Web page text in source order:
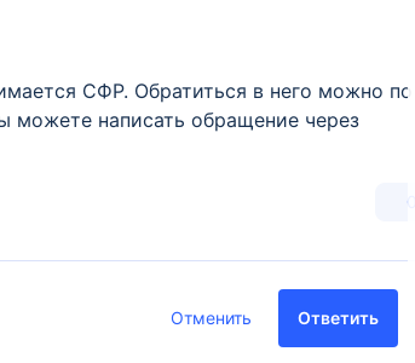
СФР. Обратиться в него можно по
можете написать обращение через
0
Отменить Ответить